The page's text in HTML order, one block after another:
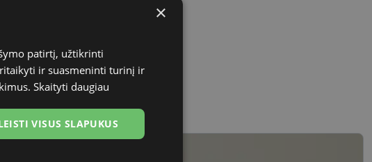
×
patirtį, užtikrinti
ir suasmeninti turinį ir
Skaityti daugiau
VISUS SLAPUKUS